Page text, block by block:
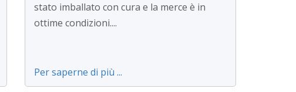
stato imballato con cura e la merce è in
ottime condizioni....
Per saperne di più ...